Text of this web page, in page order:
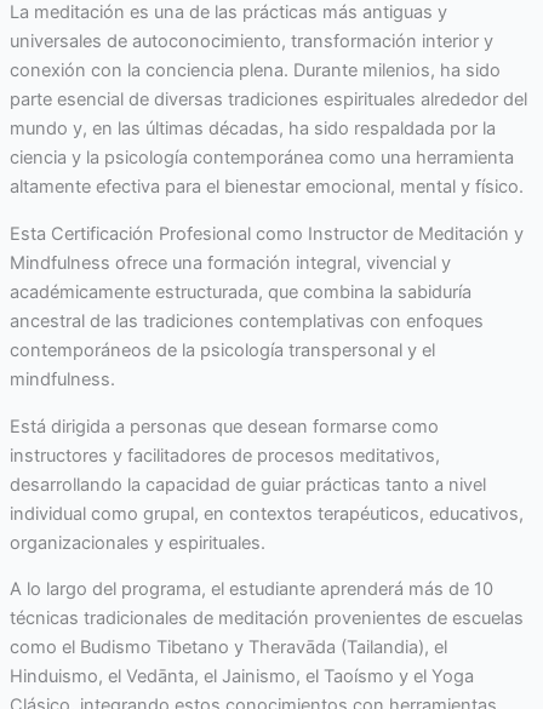
La meditación es una de las prácticas más antiguas y
universales de autoconocimiento, transformación interior y
conexión con la conciencia plena. Durante milenios, ha sido
parte esencial de diversas tradiciones espirituales alrededor del
mundo y, en las últimas décadas, ha sido respaldada por la
ciencia y la psicología contemporánea como una herramienta
altamente efectiva para el bienestar emocional, mental y físico.
Esta Certificación Profesional como Instructor de Meditación y
Mindfulness ofrece una formación integral, vivencial y
académicamente estructurada, que combina la sabiduría
ancestral de las tradiciones contemplativas con enfoques
contemporáneos de la psicología transpersonal y el
mindfulness.
Está dirigida a personas que desean formarse como
instructores y facilitadores de procesos meditativos,
desarrollando la capacidad de guiar prácticas tanto a nivel
individual como grupal, en contextos terapéuticos, educativos,
organizacionales y espirituales.
A lo largo del programa, el estudiante aprenderá más de 10
técnicas tradicionales de meditación provenientes de escuelas
como el Budismo Tibetano y Theravāda (Tailandia), el
Hinduismo, el Vedānta, el Jainismo, el Taoísmo y el Yoga